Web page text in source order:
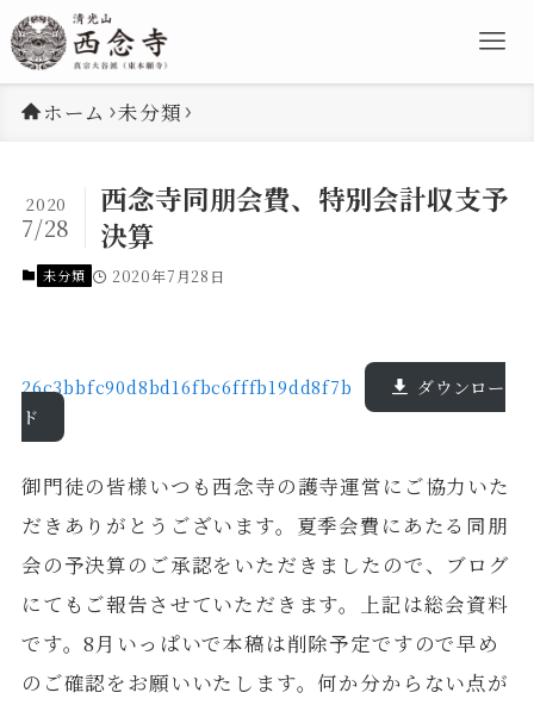
ホーム 未分類
西念寺同朋会費、特別会計収支予
決算
2020
7/28
未分類 2020年7月28日
26c3bbfc90d8bd16fbc6fffb19dd8f7b
ダウンロー
ド
御門徒の皆様いつも西念寺の護寺運営にご協力いた
だきありがとうございます。夏季会費にあたる同朋
会の予決算のご承認をいただきましたので、ブログ
にてもご報告させていただきます。上記は総会資料
です。8月いっぱいで本稿は削除予定ですので早め
のご確認をお願いいたします。何か分からない点が